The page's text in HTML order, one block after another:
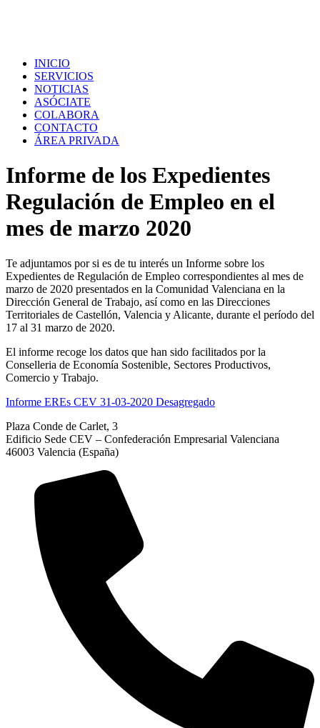
INICIO
SERVICIOS
NOTICIAS
ASÓCIATE
COLABORA
CONTACTO
ÁREA PRIVADA
Informe de los Expedientes
Regulación de Empleo en el
mes de marzo 2020
Te adjuntamos por si es de tu interés un Informe sobre los
Expedientes de Regulación de Empleo correspondientes al mes de
marzo de 2020 presentados en la Comunidad Valenciana en la
Dirección General de Trabajo, así como en las Direcciones
Territoriales de Castellón, Valencia y Alicante, durante el período del
17 al 31 marzo de 2020.
El informe recoge los datos que han sido facilitados por la
Conselleria de Economía Sostenible, Sectores Productivos,
Comercio y Trabajo.
Informe EREs CEV 31-03-2020 Desagregado
Plaza Conde de Carlet, 3
Edificio Sede CEV – Confederación Empresarial Valenciana
46003 Valencia (España)